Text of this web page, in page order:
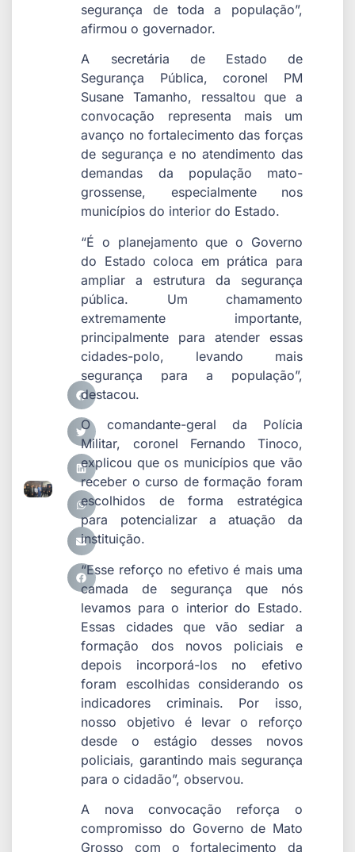
segurança de toda a população”,
afirmou o governador.
A secretária de Estado de
Segurança Pública, coronel PM
Susane Tamanho, ressaltou que a
convocação representa mais um
avanço no fortalecimento das forças
de segurança e no atendimento das
demandas da população mato-
grossense, especialmente nos
municípios do interior do Estado.
“É o planejamento que o Governo
do Estado coloca em prática para
ampliar a estrutura da segurança
pública. Um chamamento
extremamente importante,
principalmente para atender essas
cidades-polo, levando mais
segurança para a população”,
destacou.
O comandante-geral da Polícia
Militar, coronel Fernando Tinoco,
explicou que os municípios que vão
receber o curso de formação foram
escolhidos de forma estratégica
para potencializar a atuação da
instituição.
“Esse reforço no efetivo é mais uma
camada de segurança que nós
levamos para o interior do Estado.
Essas cidades que vão sediar a
formação dos novos policiais e
depois incorporá-los no efetivo
foram escolhidas considerando os
indicadores criminais. Por isso,
nosso objetivo é levar o reforço
desde o estágio desses novos
policiais, garantindo mais segurança
para o cidadão”, observou.
A nova convocação reforça o
compromisso do Governo de Mato
Grosso com o fortalecimento da